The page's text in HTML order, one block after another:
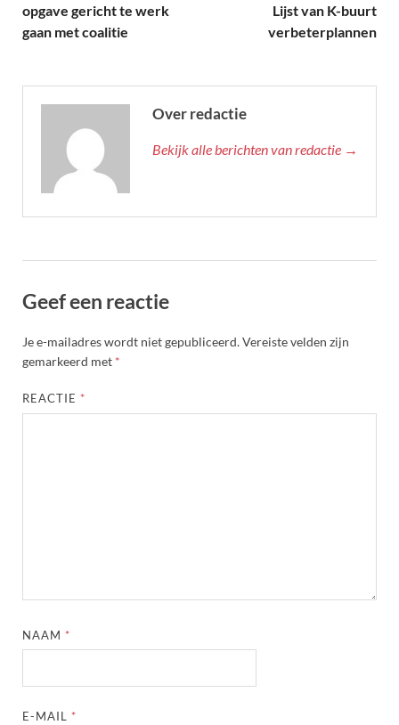
opgave gericht te werk
gaan met coalitie
Lijst van K-buurt
verbeterplannen
Over redactie
Bekijk alle berichten van redactie →
Geef een reactie
Je e-mailadres wordt niet gepubliceerd.Vereiste velden zijn
gemarkeerd met *
REACTIE *
NAAM *
E-MAIL *